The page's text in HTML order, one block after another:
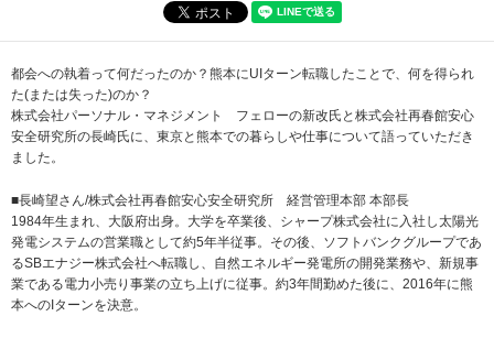
都会への執着って何だったのか？熊本にUIターン転職したことで、何を得られ
た(または失った)のか？
株式会社パーソナル・マネジメント フェローの新改氏と株式会社再春館安心
安全研究所の長崎氏に、東京と熊本での暮らしや仕事について語っていただき
ました。
■長崎望さん/株式会社再春館安心安全研究所 経営管理本部 本部長
1984年生まれ、大阪府出身。大学を卒業後、シャープ株式会社に入社し太陽光
発電システムの営業職として約5年半従事。その後、ソフトバンクグループであ
るSBエナジー株式会社へ転職し、自然エネルギー発電所の開発業務や、新規事
業である電力小売り事業の立ち上げに従事。約3年間勤めた後に、2016年に熊
本へのIターンを決意。